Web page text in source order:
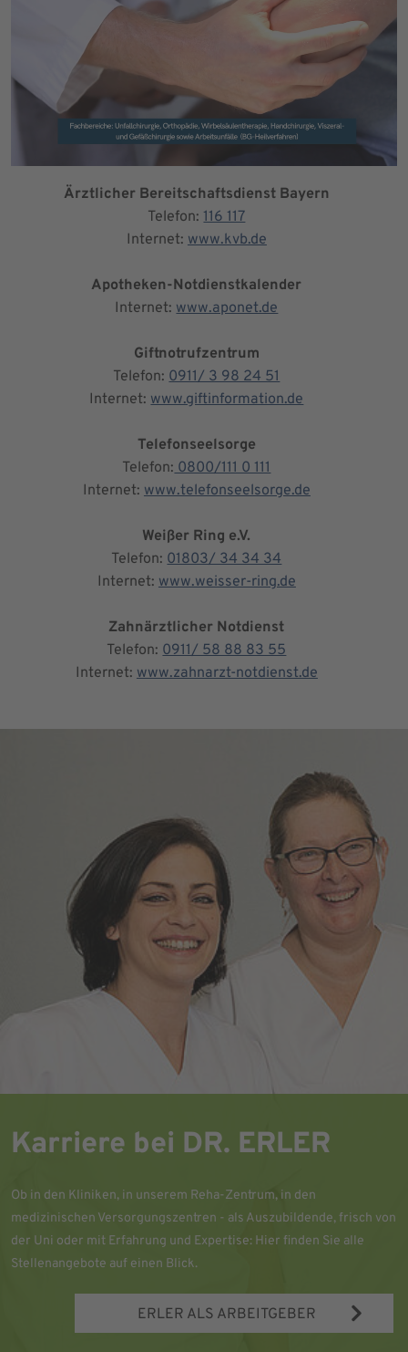
Ärztlicher Bereitschaftsdienst Bayern
Telefon:116 117
Internet: www.kvb.de
Apotheken-Notdienstkalender
Internet: www.aponet.de
Giftnotrufzentrum
Telefon: 0911/ 3 98 24 51
Internet: www.giftinformation.de
Telefonseelsorge
Telefon: 0800/111 0 111
Internet: www.telefonseelsorge.de
Weißer Ring e.V.
Telefon: 01803/ 34 34 34
Internet: www.weisser-ring.de
Zahnärztlicher Notdienst
Telefon: 0911/ 58 88 83 55
Internet: www.zahnarzt-notdienst.de
Karriere bei DR. ERLER
Ob in den Kliniken, in unserem Reha-Zentrum, in den
medizinischen Versorgungszentren - als Auszubildende, frisch von
der Uni oder mit Erfahrung und Expertise: Hier finden Sie alle
Stellenangebote auf einen Blick.
ERLER ALS ARBEITGEBER